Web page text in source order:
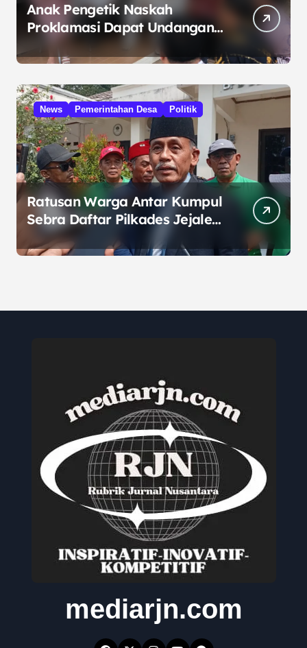
Anak Pengetik Naskah
Proklamasi Dapat Undangan
HUT RI dari Presiden
Prabowo
News Pemerintahan Desa Politik
Ratusan Warga Antar Kumpul
Sebra Daftar Pilkades Jejalen
Jaya, Serukan Pemilu Damai
mediarjn.com